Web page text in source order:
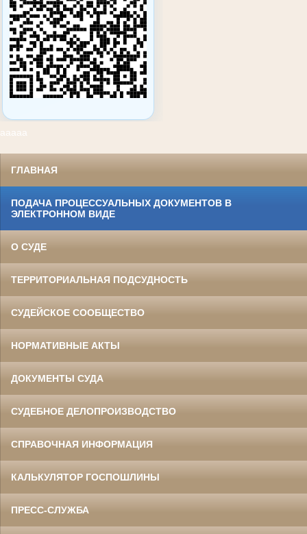
ааааа
ГЛАВНАЯ
ПОДАЧА ПРОЦЕССУАЛЬНЫХ ДОКУМЕНТОВ В
ЭЛЕКТРОННОМ ВИДЕ
О СУДЕ
ТЕРРИТОРИАЛЬНАЯ ПОДСУДНОСТЬ
СУДЕЙСКОЕ СООБЩЕСТВО
НОРМАТИВНЫЕ АКТЫ
ДОКУМЕНТЫ СУДА
СУДЕБНОЕ ДЕЛОПРОИЗВОДСТВО
СПРАВОЧНАЯ ИНФОРМАЦИЯ
КАЛЬКУЛЯТОР ГОСПОШЛИНЫ
ПРЕСС-СЛУЖБА